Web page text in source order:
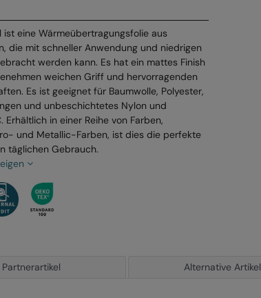
ist eine Wärmeübertragungsfolie aus
die mit schneller Anwendung und niedrigen
werden kann. Es hat ein mattes Finish
weichen Griff und hervorragenden
Es ist geeignet für Baumwolle, Polyester,
und unbeschichtetes Nylon und
Erhältlich in einer Reihe von Farben,
und Metallic-Farben, ist dies die perfekte
täglichen Gebrauch.
Partnerartikel Alternative Artikel